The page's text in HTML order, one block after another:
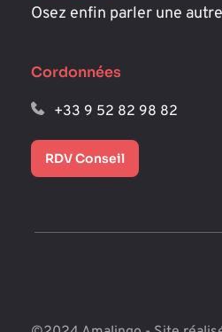
Osez enfin parler une
Cordonnées
+33 9 52 82 98 82
RDV Conseil